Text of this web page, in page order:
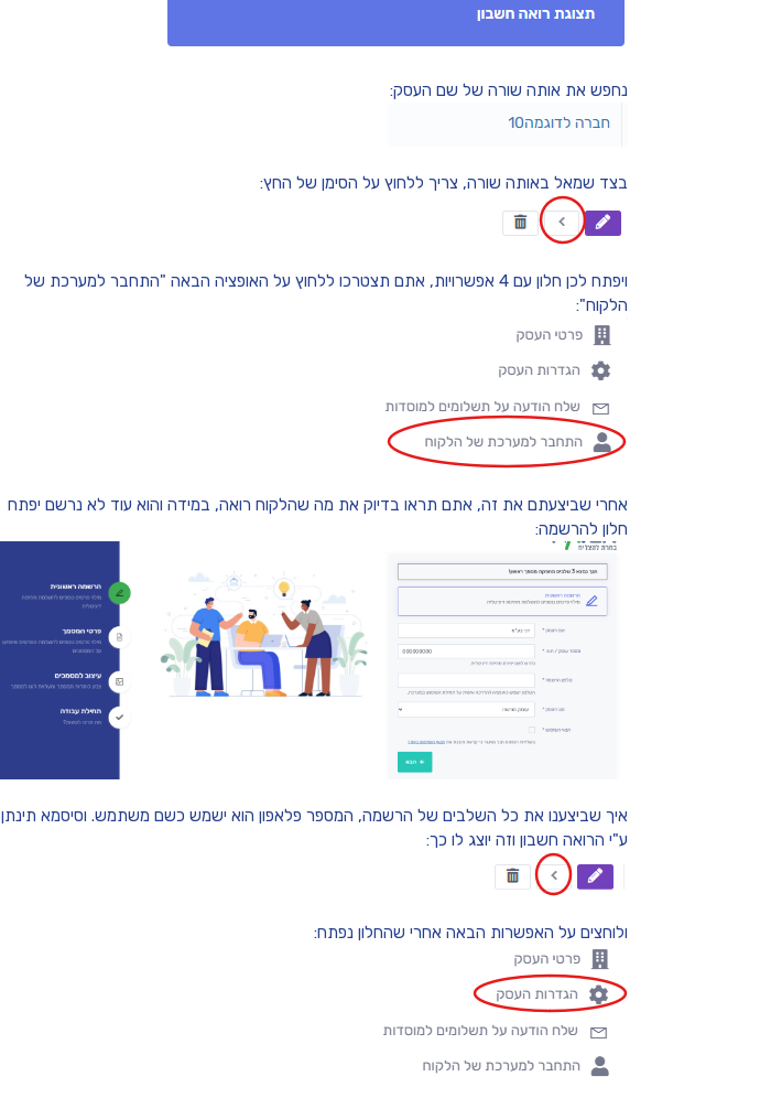
נחפש את אותה שורה של שם העסק:
בצד שמאל באותה שורה, צריך ללחוץ על הסימן של החץ:
ויפתח לכן חלון עם 4 אפשרויות, אתם תצטרכו ללחוץ על האופציה הבאה "התחבר למערכת של
הלקוח":
אחרי שביצעתם את זה, אתם תראו בדיוק את מה שהלקוח רואה, במידה והוא עוד לא נרשם יפתח
חלון להרשמה:
איך שביצענו את כל השלבים של הרשמה, המספר פלאפון הוא ישמש כשם משתמש. וסיסמא תינתן
ע"י הרואה חשבון וזה יוצג לו כך:
ולוחצים על האפשרות הבאה אחרי שהחלון נפתח: